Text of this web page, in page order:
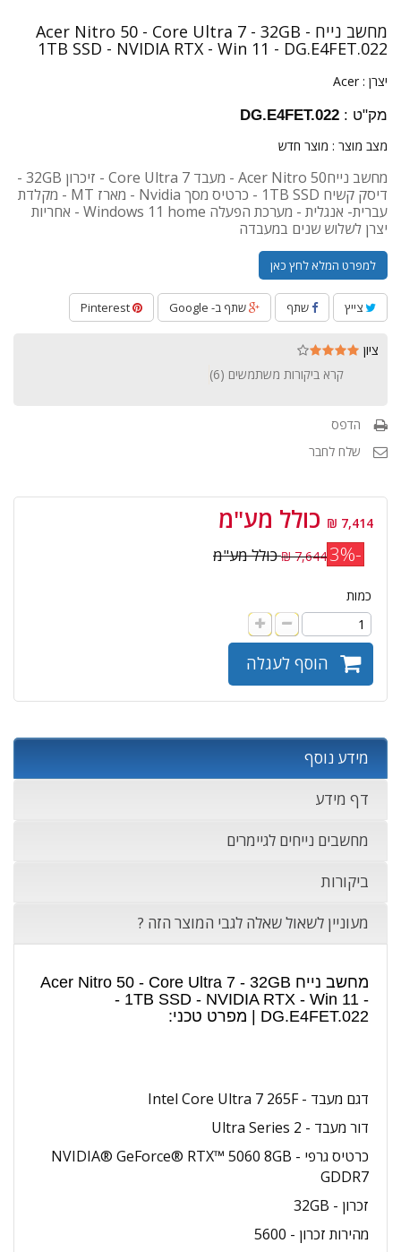
מחשב נייח Acer Nitro 50 - Core Ultra 7 - 32GB -
1TB SSD - NVIDIA RTX - Win 11 - DG.E4FET.022
יצרן : Acer
מק"ט : DG.E4FET.022
מצב מוצר : מוצר חדש
מחשב נייחAcer Nitro 50 - מעבד Core Ultra 7 - זיכרון 32GB -
דיסק קשיח 1TB SSD - כרטיס מסך Nvidia - מארז MT - מקלדת
עברית- אנגלית - מערכת הפעלה Windows 11 home - אחריות
יצרן לשלוש שנים במעבדה
למפרט המלא לחץ כאן
צייץ שתף שתף ב- Google
ציון
קרא ביקורות משתמשים (6
)
הדפס
שלח לחבר
7,414 ₪ כולל מע"מ
-3%
7,644 ₪ כולל מע"מ
כמות
הוסף לעגלה
מידע נוסף
דף מידע
מחשבים נייחים לגיימרים
ביקורות
מעוניין לשאול שאלה לגבי המוצר הזה ?
מחשב נייח Acer Nitro 50 - Core Ultra 7 - 32GB
- 1TB SSD - NVIDIA RTX - Win 11 -
DG.E4FET.022 | מפרט טכני:
דגם מעבד - Intel Core Ultra 7 265F
דור מעבד - Ultra Series 2
כרטיס גרפי - NVIDIA® GeForce® RTX™ 5060 8GB
GDDR7
זכרון - 32GB
מהירות זכרון - 5600